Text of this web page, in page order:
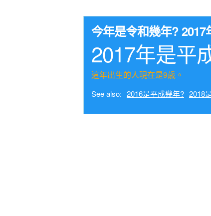
今年是令和幾年?
2017年是平
這年出生的人現在是9歳。
See also: 2016是平成幾年? 2018